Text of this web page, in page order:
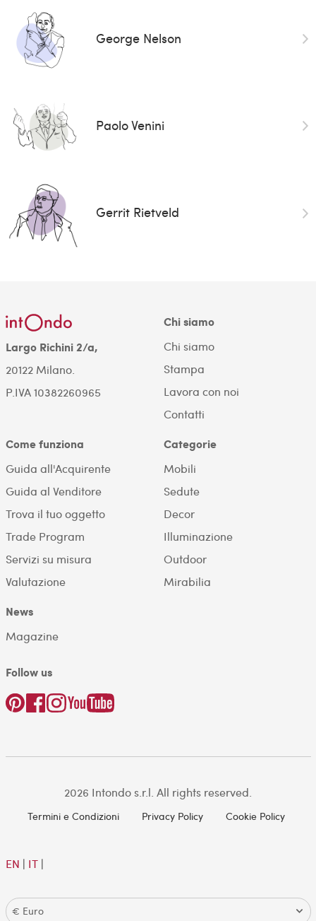
George Nelson
Paolo Venini
Gerrit Rietveld
Largo Richini 2/a,
20122 Milano.
P.IVA 10382260965
Chi siamo
Chi siamo
Stampa
Lavora con noi
Contatti
Come funziona
Guida all'Acquirente
Guida al Venditore
Trova il tuo oggetto
Trade Program
Servizi su misura
Valutazione
Categorie
Mobili
Sedute
Decor
Illuminazione
Outdoor
Mirabilia
News
Magazine
Follow us
2026 Intondo s.r.l. All rights reserved.
Termini e Condizioni Privacy Policy Cookie Policy
EN | IT|